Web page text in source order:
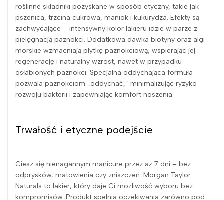
roślinne składniki pozyskane w sposób etyczny, takie jak
pszenica, trzcina cukrowa, maniok i kukurydza. Efekty są
zachwycające – intensywny kolor lakieru idzie w parze z
pielęgnacją paznokci. Dodatkowa dawka biotyny oraz algi
morskie wzmacniają płytkę paznokciową, wspierając jej
regenerację i naturalny wzrost, nawet w przypadku
osłabionych paznokci. Specjalna oddychająca formuła
pozwala paznokciom „oddychać,” minimalizując ryzyko
rozwoju bakterii i zapewniając komfort noszenia.
Trwałość i etyczne podejście
Ciesz się nienagannym manicure przez aż 7 dni – bez
odprysków, matowienia czy zniszczeń. Morgan Taylor
Naturals to lakier, który daje Ci możliwość wyboru bez
kompromisów. Produkt spełnia oczekiwania zarówno pod